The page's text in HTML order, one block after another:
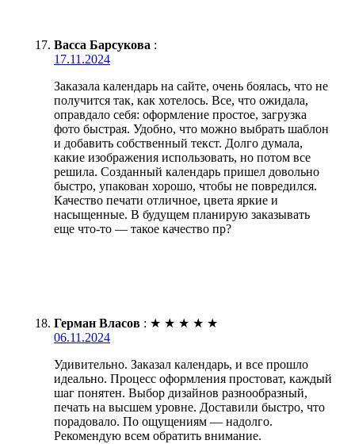
Васса Барсукова :
17.11.2024
Заказала календарь на сайте, очень боялась, что не
получится так, как хотелось. Все, что ожидала,
оправдало себя: оформление простое, загрузка
фото быстрая. Удобно, что можно выбрать шаблон
и добавить собственный текст. Долго думала,
какие изображения использовать, но потом все
решила. Созданный календарь пришел довольно
быстро, упакован хорошо, чтобы не повредился.
Качество печати отличное, цвета яркие и
насыщенные. В будущем планирую заказывать
еще что-то — такое качество пр?
Герман Власов : ★ ★ ★ ★ ★
06.11.2024
Удивительно. Заказал календарь, и все прошло
идеально. Процесс оформления простоват, каждый
шаг понятен. Выбор дизайнов разнообразный,
печать на высшем уровне. Доставили быстро, что
порадовало. По ощущениям — надолго.
Рекомендую всем обратить внимание.